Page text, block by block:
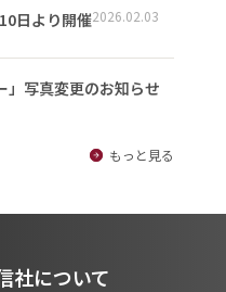
日より開催2026.02.03
」写真変更のお知らせ
もっと見る
社について